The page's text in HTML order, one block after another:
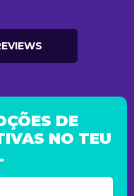
DE
NO TEU